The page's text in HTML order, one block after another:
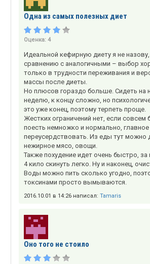
Одна из самых полезных диет
Оценка: 4
Идеальной кефирную диету я не
сравнению с аналогичными – выбор
только в трудности переживания и
массы после диеты.
Но плюсов гораздо больше. Сидеть на
неделю, к концу сложно, но
это уже конец, поэтому терпеть проще.
Жестких ограничений нет, если совсем
поесть немножко и нормально, главное
переусердствовать. Из еды тут можно
нежирное мясо, овощи.
Также похудение идет очень быстро,
4 кило скинуть легко. Ну и наконец,
Воды можно пить сколько угодно,
токсинами просто вымываются.
2016.10.01 в 14:26 написал: Tamaris
Оно того не стоило